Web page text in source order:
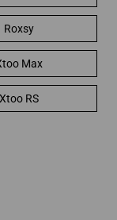
Roxsy
Max
Xtoo RS